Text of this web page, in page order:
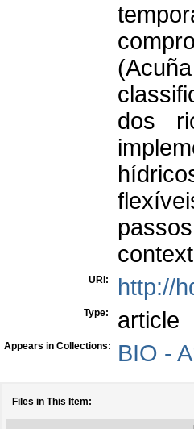
dos
URI: http://
Type: article
Appears in Collections: BIO -
Files in This Item: